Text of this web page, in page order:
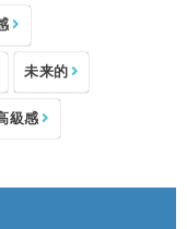
未来的
級感